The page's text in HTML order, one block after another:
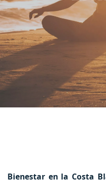
Bienestar en la Costa